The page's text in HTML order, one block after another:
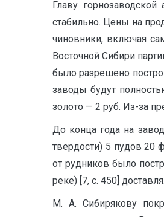
Главу
стабильно. Цены на
чиновники, включая
Восточной Сибири
было разрешено
заводы будут
золото — 2 руб. Из-за
До конца года на
твердости) 5 пудов 20
от рудников было
реке) [7, с. 450]
М. А. Сибирякову